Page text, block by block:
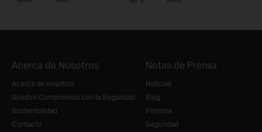
Acerca de Nosotros
Acerca de nosotros
Nuestro Compromiso con la Seguridad
Sostenibilidad
Contacto
Notas de Prensa
Noticias
Blog
Premios
Seguridad